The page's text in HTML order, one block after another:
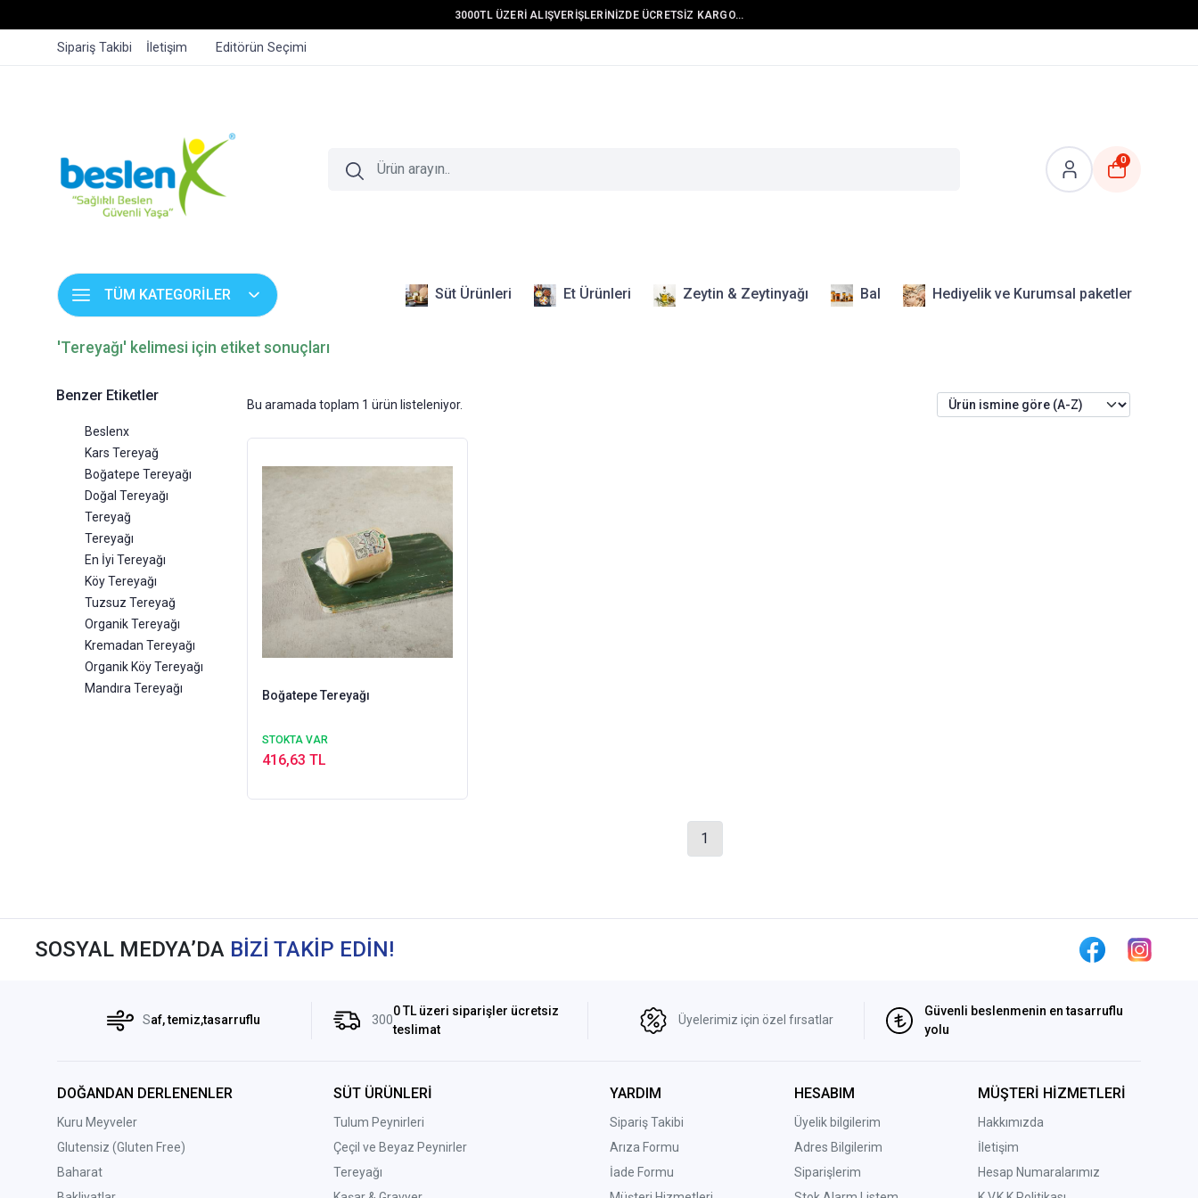
3000TL ÜZERİ ALIŞVERİŞLERİNİZDE ÜCRETSİZ KARGO...
Sipariş Takibi İletişim Editörün Seçimi
0
TÜM KATEGORİLER Süt Ürünleri Et Ürünleri Zeytin & Zeytinyağı Bal Hediyelik ve Kurumsal paketler
'Tereyağı' kelimesi için etiket sonuçları
Benzer Etiketler
Beslenx
Kars Tereyağ
Boğatepe Tereyağı
Doğal Tereyağı
Tereyağ
Tereyağı
En İyi Tereyağı
Köy Tereyağı
Tuzsuz Tereyağ
Organik Tereyağı
Kremadan Tereyağı
Organik Köy Tereyağı
Mandıra Tereyağı
Bu aramada toplam 1 ürün listeleniyor.
Boğatepe Tereyağı
STOKTA VAR
416,63 TL
1
SOSYAL MEDYA’DA BİZİ TAKİP EDİN!
Saf, temiz,tasarruflu 300
0 TL üzeri siparişler ücretsiz
teslimat
Üyelerimiz için özel fırsatlar
Güvenli beslenmenin en tasarruflu
yolu
DOĞANDAN DERLENENLER
Kuru Meyveler
Glutensiz (Gluten Free)
Baharat
SÜT ÜRÜNLERİ
Tulum Peynirleri
Çeçil ve Beyaz Peynirler
Tereyağı
YARDIM
Sipariş Takibi
Arıza Formu
İade Formu
HESABIM
Üyelik bilgilerim
Adres Bilgilerim
Siparişlerim
MÜŞTERİ HİZMETLERİ
Hakkımızda
İletişim
Hesap Numaralarımız